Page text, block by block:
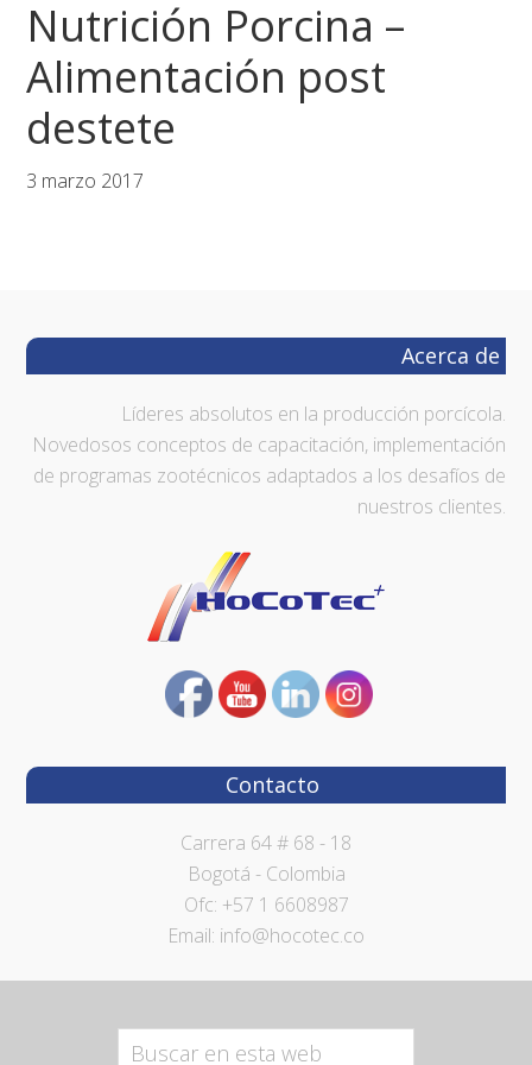
Saltar
navegación
principal
Saltar
contenido
principal
Saltar
página
Nutrición Porcina –
Alimentación post
destete
3 marzo 2017
Footer Acerca de
Líderes absolutos en la producción porcícola.
Novedosos conceptos de capacitación, implementación
de programas zootécnicos adaptados a los desafíos de
nuestros clientes.
Contacto
Carrera 64 # 68 - 18
Bogotá - Colombia
Ofc: +57 1 6608987
Email: info@hocotec.co
Buscar